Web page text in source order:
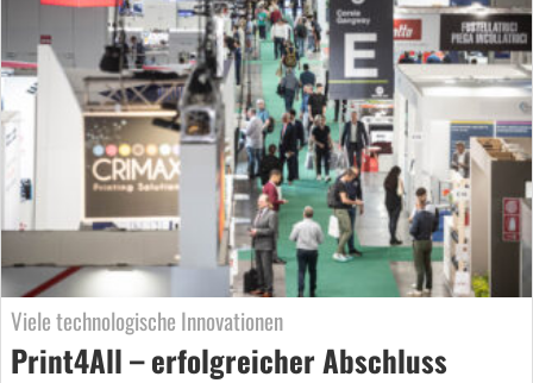
Viele technologische Innovationen
Print4All – erfolgreicher Abschluss